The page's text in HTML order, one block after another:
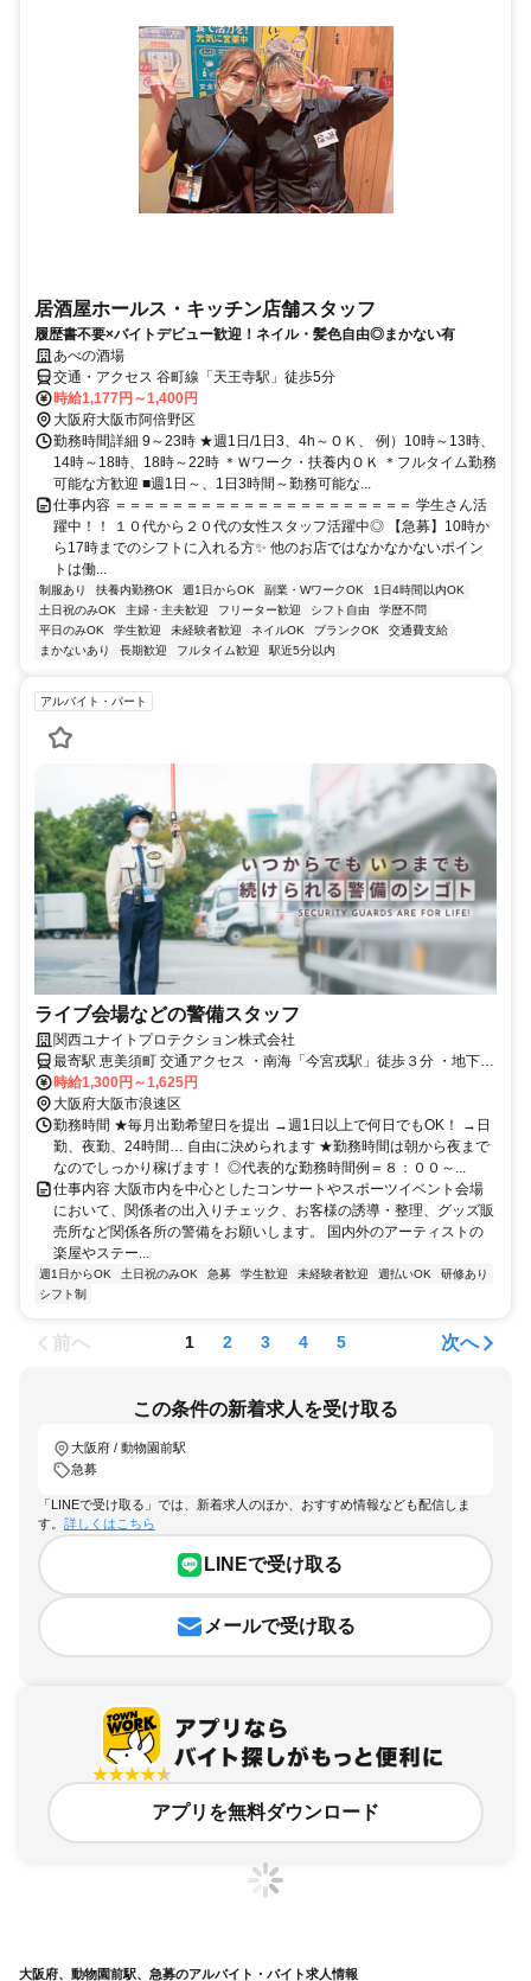
居酒屋ホールス・キッチン店舗スタッフ
履歴書不要×バイトデビュー歓迎！ネイル・髪色自由◎まかない有
あべの酒場
交通・アクセス 谷町線「天王寺駅」徒歩5分
時給1,177円～1,400円
大阪府大阪市阿倍野区
勤務時間詳細 9～23時 ★週1日/1日3、4h～ＯＫ、 例）10時～13時、
14時～18時、18時～22時 ＊Ｗワーク・扶養内ＯＫ ＊フルタイム勤務
可能な方歓迎 ■週1日～、1日3時間～勤務可能な...
仕事内容 ＝＝＝＝＝＝＝＝＝＝＝＝＝＝＝＝＝＝＝＝＝ 学生さん活
躍中！！ １０代から２０代の女性スタッフ活躍中◎ 【急募】10時か
ら17時までのシフトに入れる方✨ 他のお店ではなかなかないポイン
トは働...
制服あり 扶養内勤務OK 週1日からOK 副業・WワークOK
1日4時間以内OK
土日祝のみOK
主婦・主夫歓迎 フリーター歓迎 シフト自由
学歴不問
平日のみOK
学生歓迎 未経験者歓迎 ネイルOK ブランクOK
交通費支給
まかないあり
長期歓迎 フルタイム歓迎 駅近5分以内
アルバイト・パート
ライブ会場などの警備スタッフ
関西ユナイトプロテクション株式会社
最寄駅 恵美須町 交通アクセス ・南海「今宮戎駅」徒歩３分 ・地下鉄
堺筋線「恵美須町駅」１B出口 徒歩５分 ・地下鉄御堂筋線・四つ橋線
時給1,300円～1,625円
大阪府大阪市浪速区
勤務時間 ★毎月出勤希望日を提出 →週1日以上で何日でもOK！ →日
勤、夜勤、24時間… 自由に決められます ★勤務時間は朝から夜まで
なのでしっかり稼げます！ ◎代表的な勤務時間例＝８：００～...
仕事内容 大阪市内を中心としたコンサートやスポーツイベント会場
において、関係者の出入りチェック、お客様の誘導・整理、グッズ販
売所など関係各所の警備をお願いします。 国内外のアーティストの
楽屋やステー...
週1日からOK 土日祝のみOK 急募 学生歓迎 未経験者歓迎 週払いOK
研修あり
シフト制
前へ 1 2 3 4 5 次へ
この条件の新着求人を受け取る
大阪府 / 動物園前駅
急募
「LINEで受け取る」では、新着求人のほか、おすすめ情報なども配信しま
す。 詳しくはこちら
LINEで受け取る
メールで受け取る
アプリを無料ダウンロード
大阪府、動物園前駅、急募のアルバイト・バイト求人情報